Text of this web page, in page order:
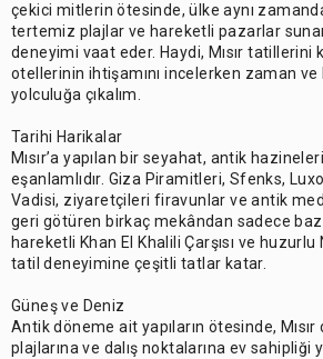
çekici mitlerin ötesinde, ülke aynı
tertemiz plajlar ve hareketli pazarlar
deneyimi vaat eder. Haydi, Mısır tatillerini
otellerinin ihtişamını incelerken zaman ve
yolculuğa çıkalım.
Tarihi Harikalar
Mısır’a yapılan bir seyahat, antik
eşanlamlıdır. Giza Piramitleri, Sfenks,
Vadisi, ziyaretçileri firavunlar ve antik
geri götüren birkaç mekândan sadece
hareketli Khan El Khalili Çarşısı ve huzurlu
tatil deneyimine çeşitli tatlar katar.
Güneş ve Deniz
Antik döneme ait yapıların ötesinde, Mısır
plajlarına ve dalış noktalarına ev sahipliği